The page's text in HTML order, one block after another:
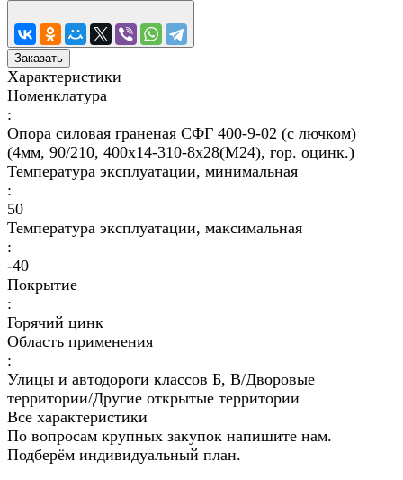
Заказать
Характеристики
Номенклатура
:
Опора силовая граненая СФГ 400-9-02 (с лючком)
(4мм, 90/210, 400х14-310-8х28(М24), гор. оцинк.)
Температура эксплуатации, минимальная
:
50
Температура эксплуатации, максимальная
:
-40
Покрытие
:
Горячий цинк
Область применения
:
Улицы и автодороги классов Б, В/Дворовые
территории/Другие открытые территории
Все характеристики
По вопросам крупных закупок напишите нам.
Подберём индивидуальный план.